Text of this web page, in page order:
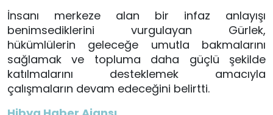
İnsanı merkeze alan bir infaz anlayışı
benimsediklerini vurgulayan Gürlek,
hükümlülerin geleceğe umutla bakmalarını
sağlamak ve topluma daha güçlü şekilde
katılmalarını desteklemek amacıyla
çalışmaların devam edeceğini belirtti.